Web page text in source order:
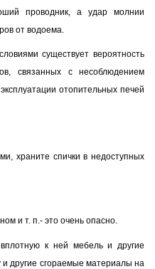
проводник, а удар молнии
от водоема.
существует вероятность
связанных с несоблюдением
отопительных печей
храните спички в недоступных
и т. п.- это очень опасно.
к ней мебель и другие
другие сгораемые материалы на